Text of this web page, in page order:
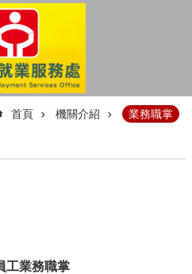
首頁 機關介紹 業務職掌
工業務職掌